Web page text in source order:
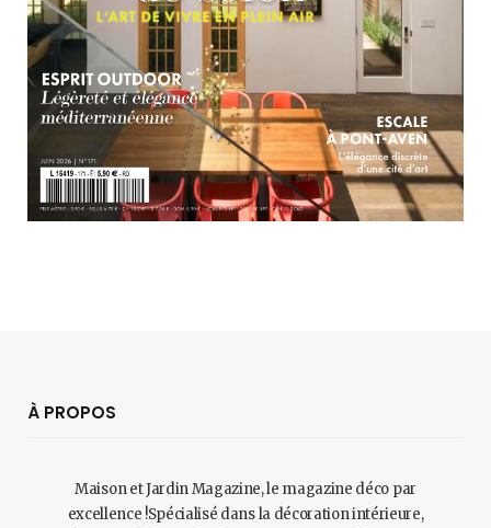
À PROPOS
Maison et Jardin Magazine, le magazine déco par
excellence !Spécialisé dans la décoration intérieure,